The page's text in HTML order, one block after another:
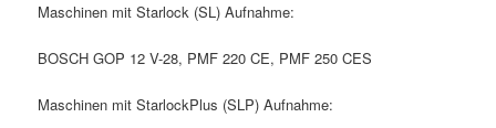
Maschinen mit Starlock (SL) Aufnahme:
BOSCH GOP 12 V-28, PMF 220 CE, PMF 250 CES
Maschinen mit StarlockPlus (SLP) Aufnahme: